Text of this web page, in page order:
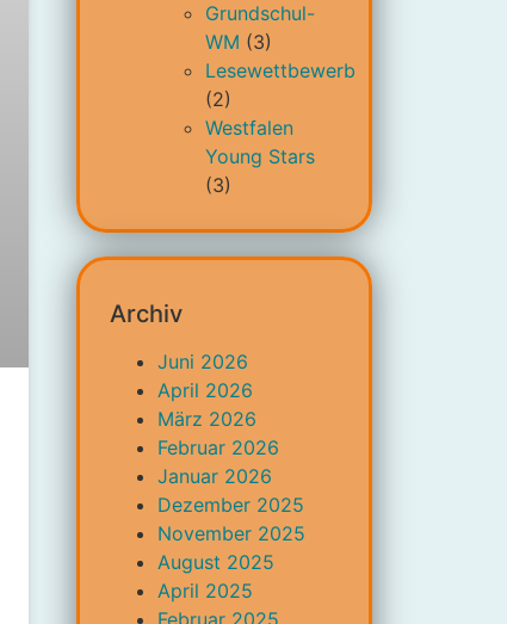
Grundschul-
WM (3)
Lesewettbewerb
(2)
Westfalen
Young Stars
(3)
Archiv
Juni 2026
April 2026
März 2026
Februar 2026
Januar 2026
Dezember 2025
November 2025
August 2025
April 2025
Februar 2025